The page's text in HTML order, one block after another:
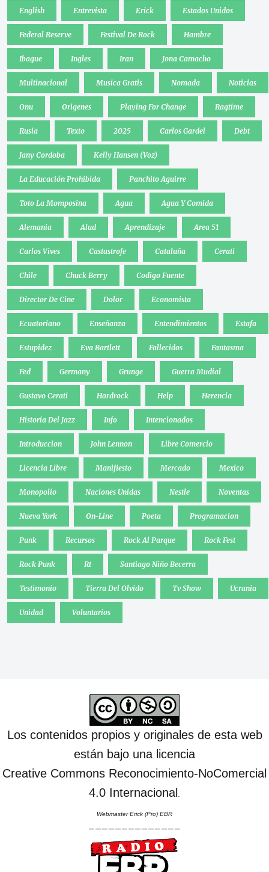
English Entrevista Erick Estados Unidos
Federal Reserve Festival De Rock Hambre
Ibague Ingles Iran Jona Camacho
Multinacional Musica Gratis Nomada Noticias
Onu Origenes Playing For Change Ragtime
Rusia Texto 2025 Carlos Gardel Debt
Jany Cordoba Kelly Hansen (Voz)
La Educación Prohibida Panchito Aguirre
Toto La Momposina Agua Agua Y Comida
Alemania Alud Aprendizaje Area 51
Carlos Vives Castastrofe Cataluña Cerati
Chile Chuck Berry Codigo Fuente
Director De Cine Dolor Economista
Ecuatoriano Enseñanza Entendimientos Estafa
Estupidez Eva Bartlett Fallecidos Fantasma
Fed Germany Grunge Guerra Mudial
Gustavo Cerati Hardrock Help Herencia
Historia Del Jazz Info Intencionados
Introduccion John Lennon Libre Comercio
Licencia Libre Manifiesto Mercado Mexico
Monopolio Naciones Unidas Nestle Noventas
Nueva York On-Line Poeta Programacion
Punk Recursos Rock Al Parque Rock Fest
Rock Punk Rt Santiago Niño Becerra
Testimonio Tierra Del Olvido Tv Show Ucrania
Unidad Voluntarios
Los contenidos propios y originales de esta web
están bajo una licencia
Creative Commons Reconocimiento-NoComercial
4.0 Internacional
Webmaster Erick (Pro) EBR
--------------